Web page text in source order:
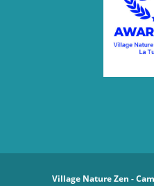
Village Nature Zen -